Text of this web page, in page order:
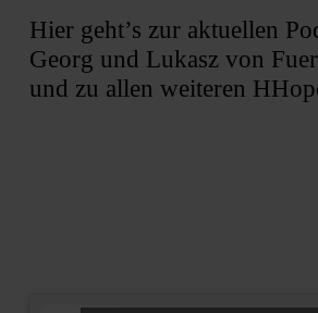
Hier geht’s zur aktuellen
Georg und Lukasz von
und zu allen weiteren